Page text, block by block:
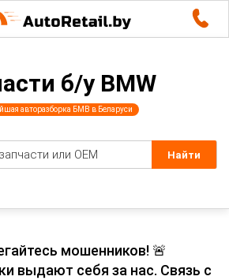
б/у BMW
авторазборка БМВ в Беларуси
мошенников! 🚨
выдают себя за нас. Связь с